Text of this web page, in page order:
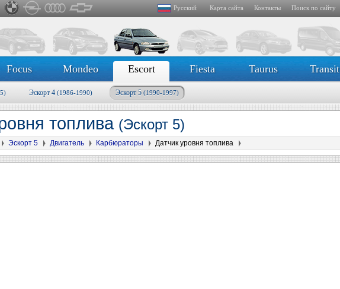
Русский Карта сайта Контакты Поиск по сайту
Focus Mondeo Escort Fiesta Taurus Transit
Эскорт 4 (1986-1990) Эскорт 5 (1990-1997)
топлива (Эскорт 5)
Эскорт 5 Двигатель Карбюраторы Датчик уровня топлива